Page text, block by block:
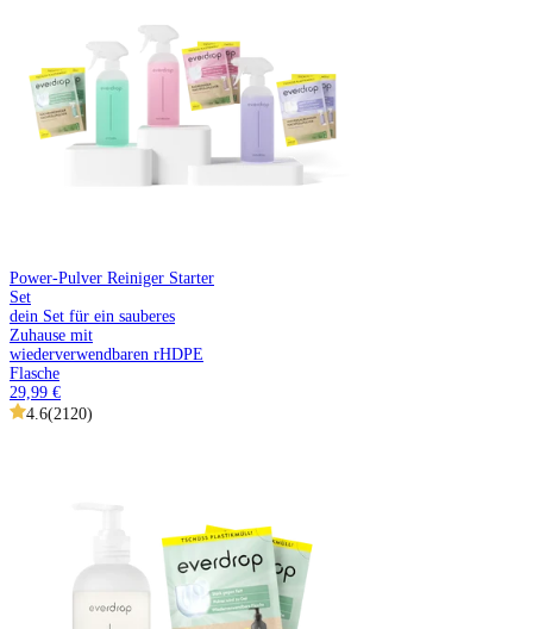
Power-Pulver Reiniger Starter
Set
dein Set für ein sauberes
Zuhause mit
wiederverwendbaren rHDPE
Flasche
29,99 €
4.6(2120)